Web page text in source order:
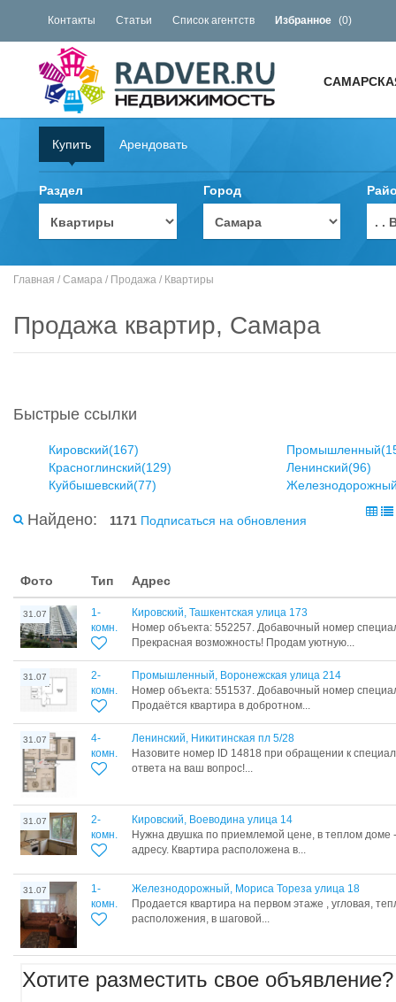
Контакты Статьи Список агентств Избранное (0)
Купить Арендовать
Раздел Город
. .
Главная / Самара / Продажа / Квартиры
Продажа квартир, Самара
Быстрые ссылки
Кировский(167)
Красноглинский(129)
Ленинский(96)
Куйбышевский(77)
Найдено: 1171 Подписаться на обновления
Фото Тип Адрес
31.07
1-
комн.
Кировский, Ташкентская улица 173
Номер объекта: 552257. Добавочный номер
Прекрасная возможность! Продам уютную...
31.07
2-
комн.
Промышленный, Воронежская улица 214
Номер объекта: 551537. Добавочный номер
Продаётся квартира в добротном...
31.07
4-
комн.
Ленинский, Никитинская пл 5/28
Назовите номер ID 14818 при обращении к
ответа на ваш вопрос!...
31.07
2-
комн.
Кировский, Воеводина улица 14
Нужна двушка по приемлемой цене, в теплом доме
адресу. Квартира расположена в...
31.07
1-
комн.
Железнодорожный, Мориса Тореза улица 18
Продается квартира на первом этаже , угловая,
расположения, в шаговой...
Хотите разместить свое объявление?